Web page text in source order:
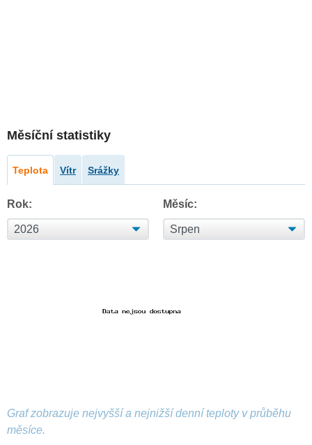
Měsíční statistiky
Teplota Vítr Srážky
Rok: Měsíc:
Graf zobrazuje nejvyšší a nejnižší denní teploty v průběhu
měsíce.